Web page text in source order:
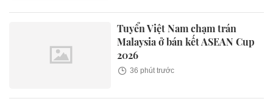
Tuyển Việt Nam chạm trán
Malaysia ở bán kết ASEAN Cup
2026
36 phút trước